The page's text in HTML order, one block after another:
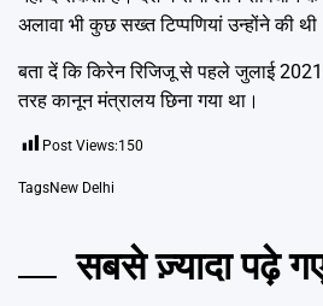
अलावा भी कुछ सख्‍त टिप्‍पणियां उन्‍होंने की
बता दें कि किरेन रिजिजू से पहले जुलाई
तरह कानून मंत्रालय छिना गया था।
Post Views:150
TagsNew Delhi
सबसे ज़्यादा पढ़े